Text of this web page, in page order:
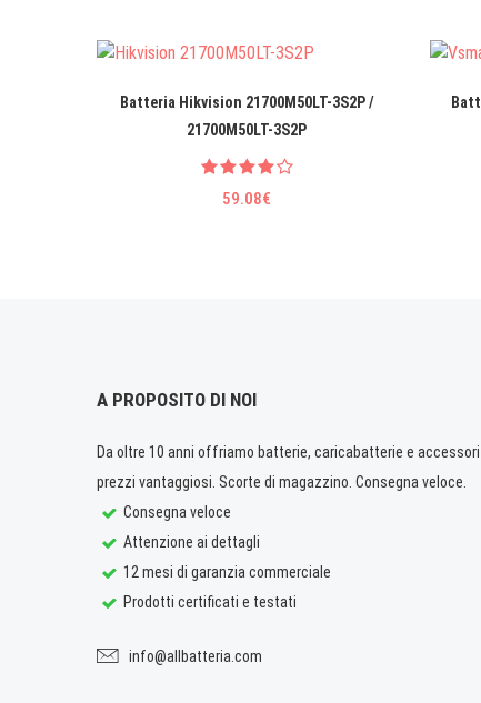
Batteria Hikvision 21700M50LT-3S2P /
21700M50LT-3S2P
59.08€
A PROPOSITO DI NOI
Da oltre 10 anni offriamo batterie, caricabatterie e
prezzi vantaggiosi. Scorte di magazzino. Consegna veloce.
Consegna veloce
Attenzione ai dettagli
12 mesi di garanzia commerciale
Prodotti certificati e testati
info@allbatteria.com